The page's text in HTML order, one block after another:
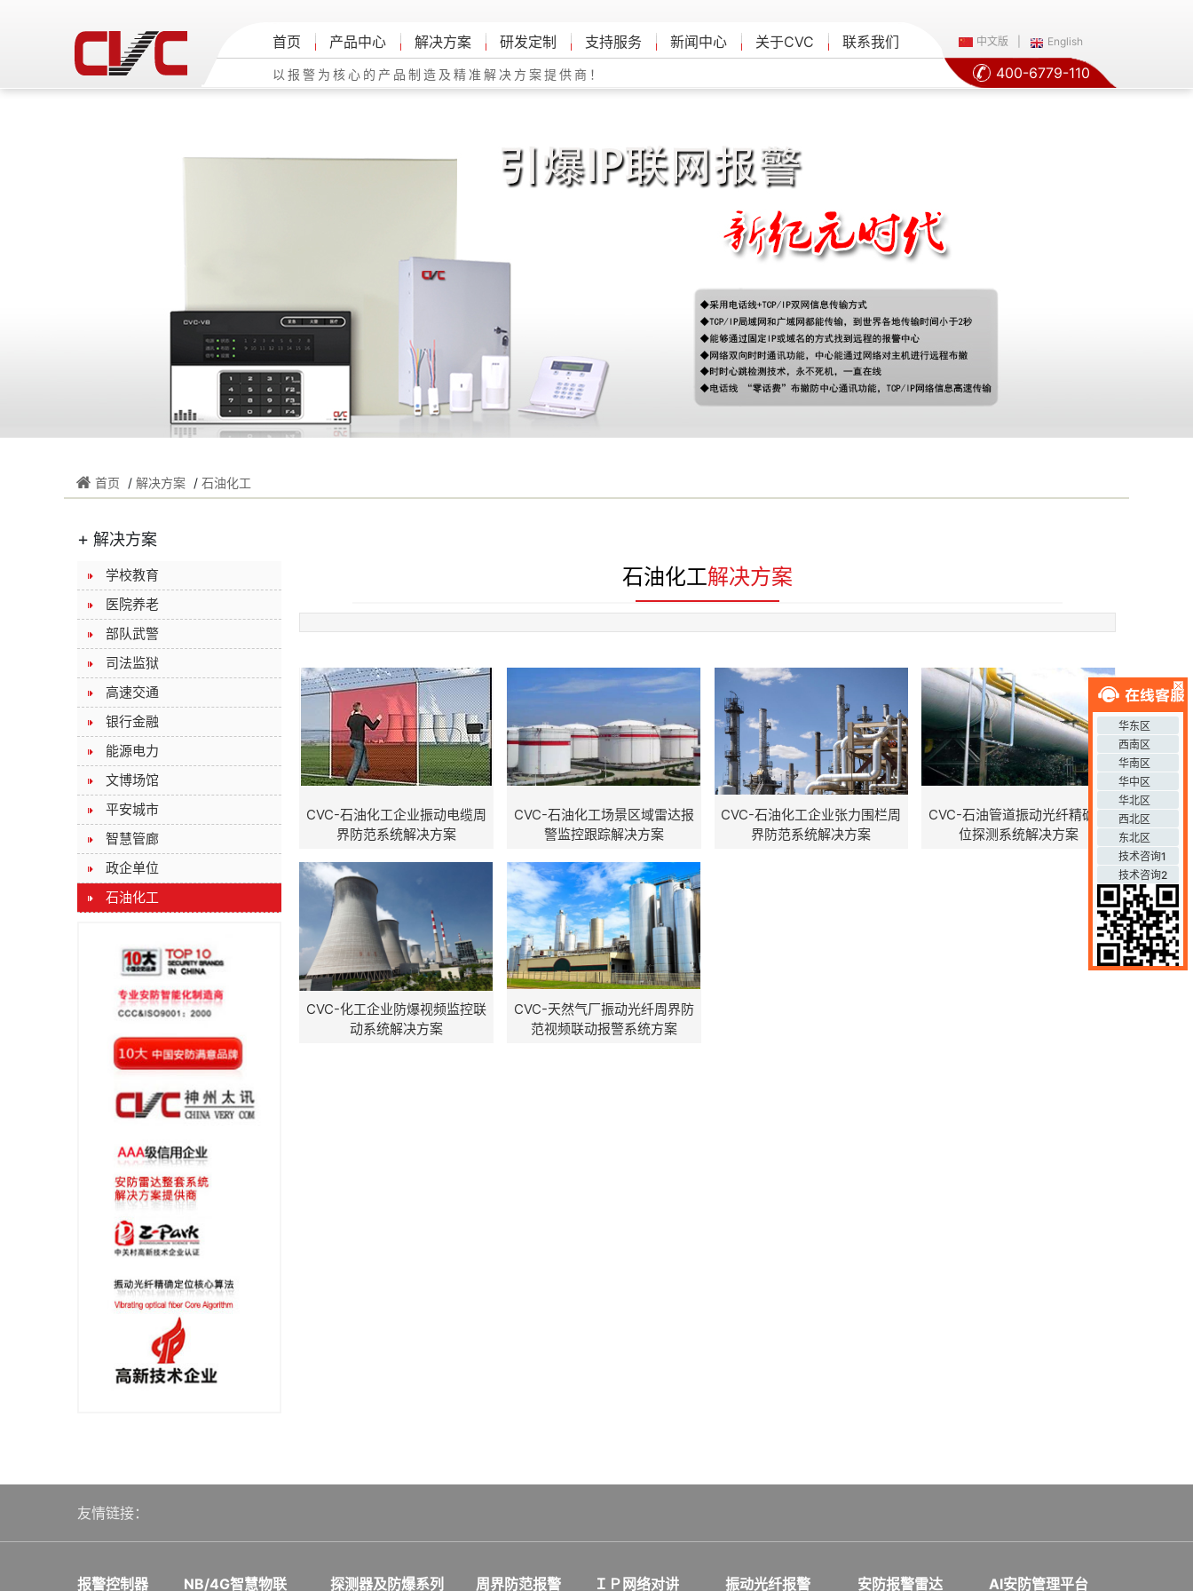
首页 产品中心 解决方案 研发定制 支持服务 新闻中心 关于CVC 联系我们
以报警为核心的产品制造及精准解决方案提供商！
中文版 English
400-6779-110
首页 / 解决方案 / 石油化工
+ 解决方案
学校教育
医院养老
部队武警
司法监狱
高速交通
银行金融
能源电力
文博场馆
平安城市
智慧管廊
政企单位
石油化工
石油化工解决方案
CVC-石油化工企业振动电缆周
界防范系统解决方案
CVC-石油化工场景区域雷达报
警监控跟踪解决方案
CVC-石油化工企业张力围栏周
界防范系统解决方案
CVC-石油管道振动光纤精确定
位探测系统解决方案
CVC-化工企业防爆视频监控联
动系统解决方案
CVC-天然气厂振动光纤周界防
范视频联动报警系统方案
友情链接：
报警控制器 NB/4G智慧物联 探测器及防爆系列 周界防范报警 ＩＰ网络对讲 振动光纤报警 安防报警雷达 AI安防管理平台
华东区
西南区
华南区
华中区
华北区
西北区
东北区
技术咨询1
技术咨询2